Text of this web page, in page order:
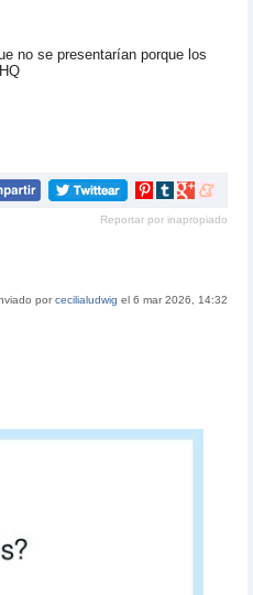
no se presentarían porque los
Compartir
Pinterest
Compartir
tumblr
Compartir
Google+
Compartir
meneame
Reportar por inapropiado
porcecilialudwig el 6 mar 2026, 14:32